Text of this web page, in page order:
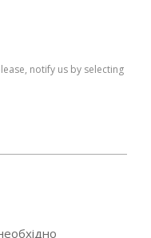
notify us by selecting